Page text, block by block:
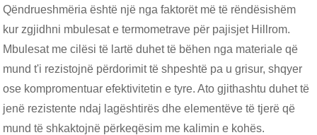
Qëndrueshmëria është një nga faktorët më të rëndësishëm
kur zgjidhni mbulesat e termometrave për pajisjet Hillrom.
Mbulesat me cilësi të lartë duhet të bëhen nga materiale që
mund t'i rezistojnë përdorimit të shpeshtë pa u grisur, shqyer
ose kompromentuar efektivitetin e tyre. Ato gjithashtu duhet të
jenë rezistente ndaj lagështirës dhe elementëve të tjerë që
mund të shkaktojnë përkeqësim me kalimin e kohës.